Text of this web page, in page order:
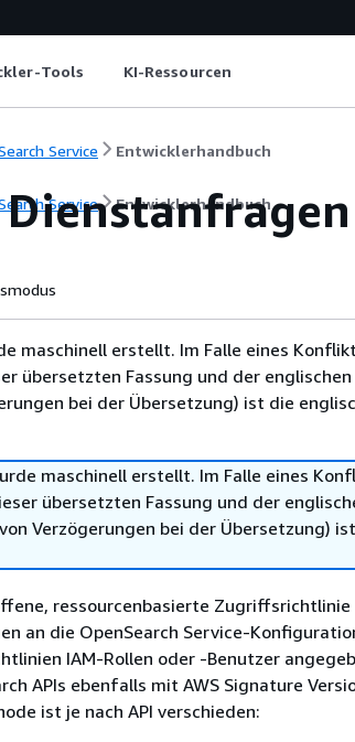
Tools KI-Ressourcen
Service Entwicklerhandbuch
Service Entwicklerhandbuch
maschinell erstellt. Im Falle eines
übersetzten Fassung und der englischen
bei der Übersetzung) ist die
maschinell erstellt. Im Falle eines
übersetzten Fassung und der
Verzögerungen bei der Übersetzung)
ressourcenbasierte Zugriffsrichtlinie
an die OpenSearch Service-
IAM-Rollen oder -Benutzer
APIs ebenfalls mit AWS Signature
ist je nach API verschieden: